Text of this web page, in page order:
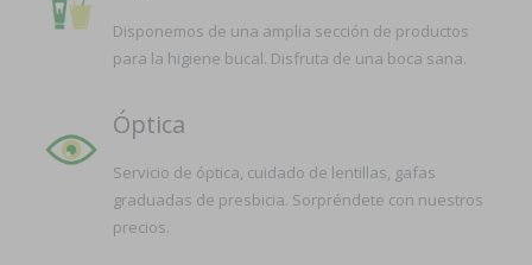
Disponemos de una amplia sección de productos
para la higiene bucal. Disfruta de una boca sana.
Óptica
Servicio de óptica, cuidado de lentillas, gafas
graduadas de presbicia. Sorpréndete con nuestros
precios.